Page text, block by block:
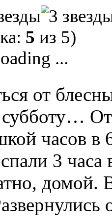
5 из 5)
...
часов в
3
домой.